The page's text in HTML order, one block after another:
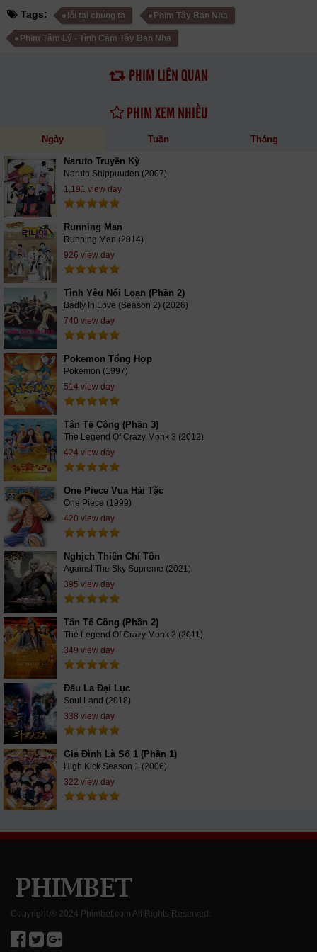
Tags: lỗi tại chúng ta Phim Tây Ban Nha
Phim Tâm Lý - Tình Cảm Tây Ban Nha
PHIM LIÊN QUAN
PHIM XEM NHIỀU
Ngày Tuần Tháng
Naruto Truyền Kỳ
Naruto Shippuuden (2007)
1,191 view day
Running Man
Running Man (2014)
926 view day
Tình Yêu Nổi Loạn (Phần 2)
Badly In Love (Season 2) (2026)
740 view day
Pokemon Tổng Hợp
Pokemon (1997)
514 view day
Tân Tế Công (Phần 3)
The Legend Of Crazy Monk 3 (2012)
424 view day
One Piece Vua Hải Tặc
One Piece (1999)
420 view day
Nghịch Thiên Chí Tôn
Against The Sky Supreme (2021)
395 view day
Tân Tế Công (Phần 2)
The Legend Of Crazy Monk 2 (2011)
349 view day
Đấu La Đại Lục
Soul Land (2018)
338 view day
Gia Đình Là Số 1 (Phần 1)
High Kick Season 1 (2006)
322 view day
Copyright ® 2024 Phimbet.com All Rights Reserved.